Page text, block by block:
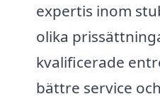
expertis inom
olika
kvalificerade
bättre service